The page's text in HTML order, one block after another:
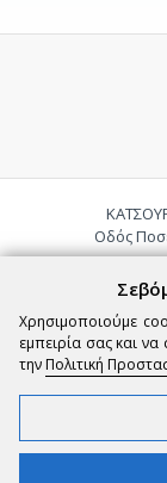
Οδός
Χρησιμοποιούμε
εμπειρία σας και
την Πολιτική